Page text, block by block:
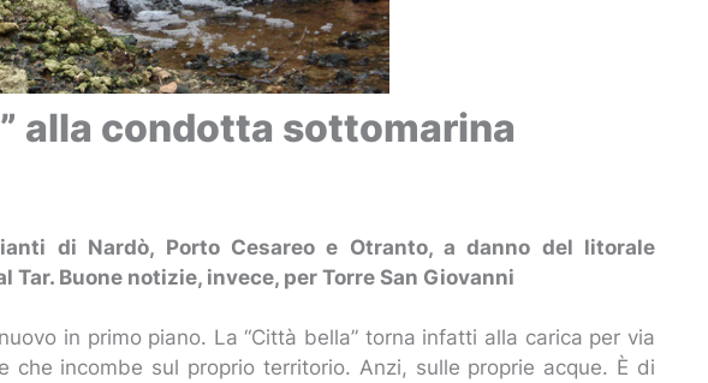
alla condotta sottomarina
di Nardò, Porto Cesareo e Otranto, a danno del litorale
Buone notizie, invece, per Torre San Giovanni
in primo piano. La “Città bella” torna infatti alla carica per via
che incombe sul proprio territorio. Anzi, sulle proprie acque. È di